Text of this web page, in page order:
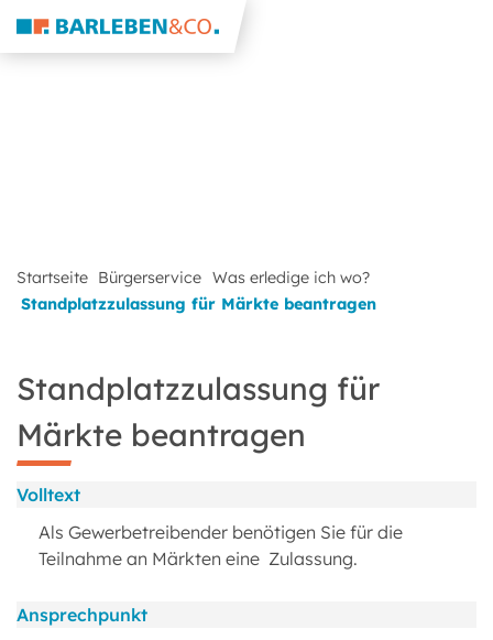
Startseite Bürgerservice Was erledige ich wo?
Standplatzzulassung für Märkte beantragen
Standplatzzulassung für
Märkte beantragen
Volltext
Als Gewerbetreibender benötigen Sie für die
Teilnahme an Märkten eine Zulassung.
Ansprechpunkt